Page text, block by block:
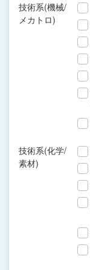
技術系(機械/
メカトロ)
技術系(化学/
素材)